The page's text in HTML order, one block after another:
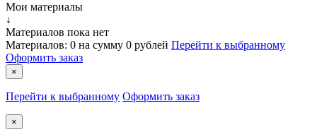
Мои материалы
↓
Материалов пока нет
Материалов: 0 на сумму 0 рублей Перейти к выбранному
Оформить заказ
×
Перейти к выбранному Оформить заказ
×